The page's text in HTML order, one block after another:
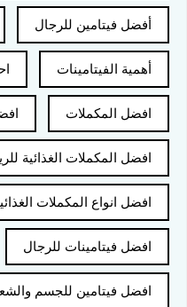
أفضل فيتامين للرجال
أهمية الفيتامينات
افضل المكملات
افضل المكملات الغذائية
افضل انواع المكملات
افضل فيتامينات للرجال
افضل فيتامين للجسم